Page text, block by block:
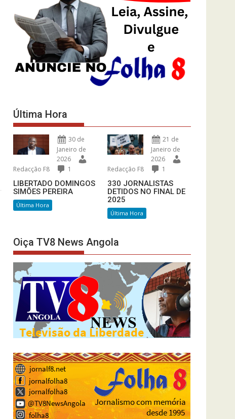
Última Hora
30 de
Janeiro de
2026
Redacção F8
1
LIBERTADO DOMINGOS
SIMÕES PEREIRA
Última Hora
21 de
Janeiro de
2026
Redacção F8
1
330 JORNALISTAS
DETIDOS NO FINAL DE
2025
Última Hora
Oiça TV8 News Angola